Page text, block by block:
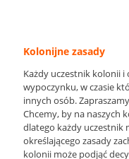
Kolonijne zasady
Każdy uczestnik kolonii
wypoczynku, w czasie
innych osób.
Chcemy, by na naszych
dlatego każdy uczestnik
określającego zasady
kolonii może podjąć